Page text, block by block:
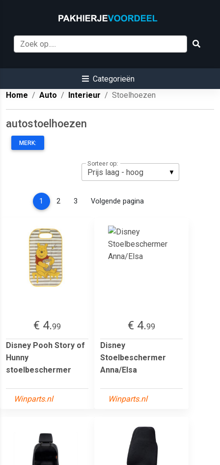
Categorieën
Home
Auto Interieur Stoelhoezen
autostoelhoezen
MERK:
Sorteer op:
1 (current)
2 3 Volgende pagina
€ 4.99
Disney Pooh Story of
Hunny
stoelbeschermer
Winparts.nl
€ 4.99
Disney
Stoelbeschermer
Anna/Elsa
Winparts.nl